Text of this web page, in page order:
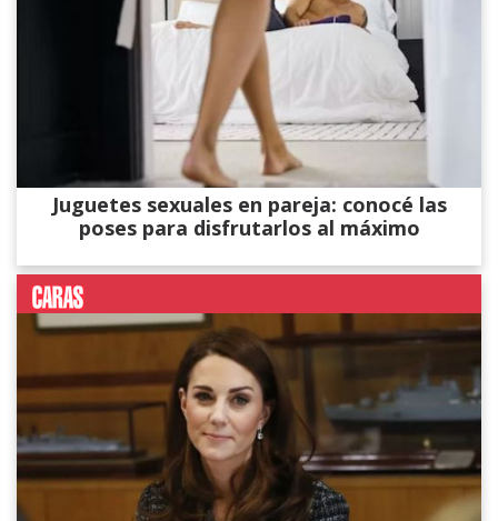
Juguetes sexuales en pareja: conocé las
poses para disfrutarlos al máximo